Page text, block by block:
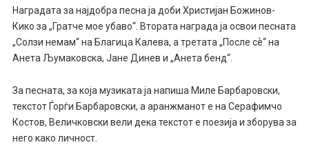
Наградата за најдобра песна ја доби Христијан Божинов-
Кико за „Гратче мое убаво“. Втората награда ја освои песната
„Солзи немам“ на Благица Калева, а третата „После сѐ“ на
Анета Љумаковска, Јане Динев и „Анета бенд“.
За песната, за која музиката ја напиша Миле Барбаровски,
текстот Ѓорѓи Барбаровски, а аранжманот е на Серафимчо
Костов, Величковски вели дека текстот е поезија и зборува за
него како личност.